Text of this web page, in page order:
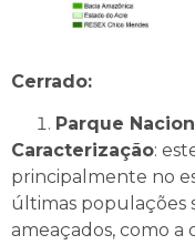
Cerrado:
Parque
Caracterização:
principalmente no
últimas populações
ameaçados, como a